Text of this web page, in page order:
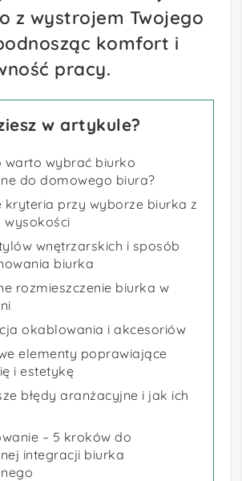
z wystrojem Twojego
komfort i
pracy.
w artykule?
warto wybrać biurko
do domowego biura?
kryteria przy wyborze biurka z
wysokości
wnętrzarskich i sposób
biurka
rozmieszczenie biurka w
okablowania i akcesoriów
elementy poprawiające
i estetykę
błędy aranżacyjne i jak ich
– 5 kroków do
integracji biurka